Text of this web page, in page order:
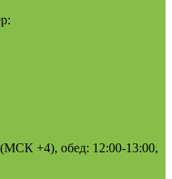
+4), обед: 12:00-13:00,